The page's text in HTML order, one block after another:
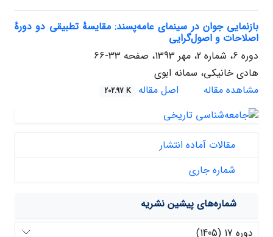
بازنمایی جوان در سینمای عامه‌پسند: مقایسۀ تطبیقی دو دورۀ
اصلاحات و اصول‌گرایی
دوره 6، شماره 2، مهر 1393، صفحه
33-66
هادی خانیکی، سمانه ابوی
مشاهده مقاله
اصل مقاله 202.97 K
مقالات آماده انتشار
شماره جاری
شماره‌های پیشین نشریه
دوره 17 (1405)